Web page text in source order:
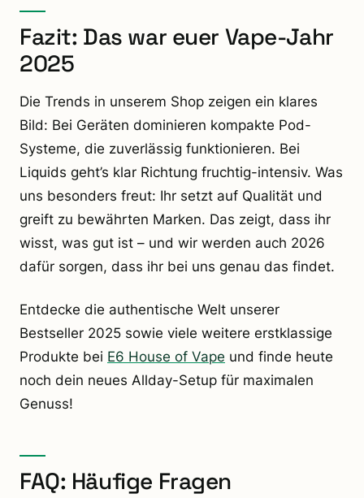
Fazit: Das war euer Vape-Jahr
2025
Die Trends in unserem Shop zeigen ein klares
Bild: Bei Geräten dominieren kompakte Pod-
Systeme, die zuverlässig funktionieren. Bei
Liquids geht’s klar Richtung fruchtig-intensiv. Was
uns besonders freut: Ihr setzt auf Qualität und
greift zu bewährten Marken. Das zeigt, dass ihr
wisst, was gut ist – und wir werden auch 2026
dafür sorgen, dass ihr bei uns genau das findet.
Entdecke die authentische Welt unserer
Bestseller 2025 sowie viele weitere erstklassige
Produkte bei E6 House of Vape und finde heute
noch dein neues Allday-Setup für maximalen
Genuss!
FAQ: Häufige Fragen